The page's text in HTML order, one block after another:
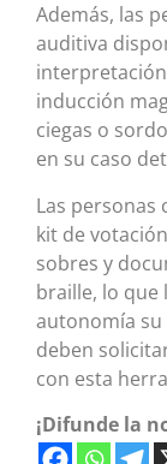
Además, las
auditiva
inducción
ciegas o
en su caso
Las personas
kit de
sobres y
braille, lo que
autonomía su
deben
con esta
¡Difunde la